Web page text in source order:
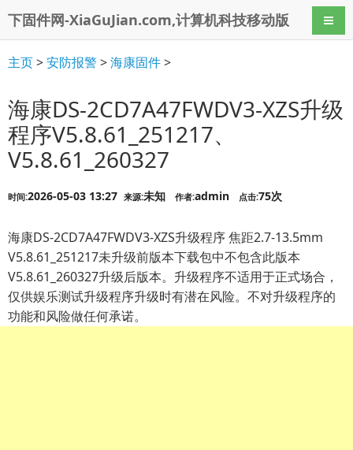
下固件网-XiaGuJian.com,计算机科技移动版 导航
主页>安防报警>海康固件>
海康DS-2CD7A47FWDV3-XZS升级
程序V5.8.61_251217、
V5.8.61_260327
时间:2026-05-03 13:27 来源:未知 作者:admin 点击:75次
海康DS-2CD7A47FWDV3-XZS升级程序 焦距2.7-13.5mm
V5.8.61_251217未升级前版本下载包中不包含此版本
V5.8.61_260327升级后版本。升级程序不适用于正式场合，
仅供娱乐测试升级程序升级时有潜在风险。不对升级程序的
功能和风险做任何承诺。